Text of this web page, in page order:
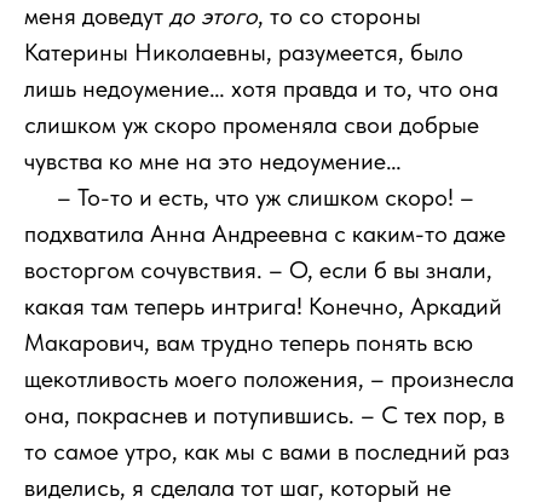
меня доведут до этого, то со стороны
Катерины Николаевны, разумеется, было
лишь недоумение… хотя правда и то, что она
слишком уж скоро променяла свои добрые
чувства ко мне на это недоумение…
– То-то и есть, что уж слишком скоро! –
подхватила Анна Андреевна с каким-то даже
восторгом сочувствия. – О, если б вы знали,
какая там теперь интрига! Конечно, Аркадий
Макарович, вам трудно теперь понять всю
щекотливость моего положения, – произнесла
она, покраснев и потупившись. – С тех пор, в
то самое утро, как мы с вами в последний раз
виделись, я сделала тот шаг, который не